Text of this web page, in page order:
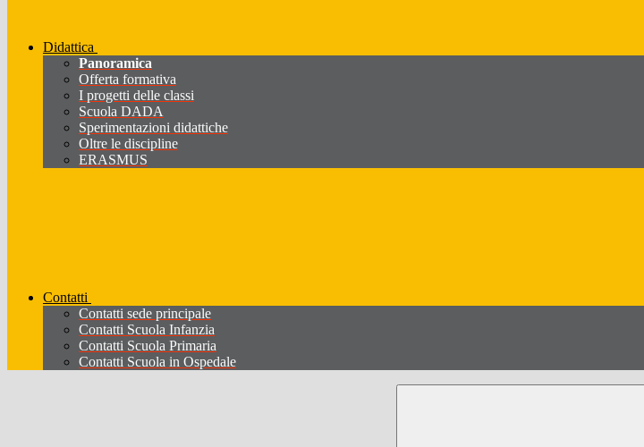
Didattica
Panoramica
Offerta formativa
I progetti delle classi
Scuola DADA
Sperimentazioni didattiche
Oltre le discipline
ERASMUS
Contatti
Contatti sede principale
Contatti Scuola Infanzia
Contatti Scuola Primaria
Contatti Scuola in Ospedale